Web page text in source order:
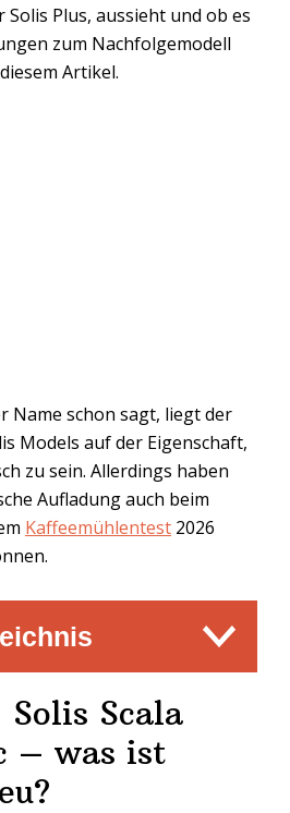
Plus, aussieht und ob es
zum Nachfolgemodell
Artikel.
Name schon sagt, liegt der
Models auf der Eigenschaft,
zu sein. Allerdings haben
Aufladung auch beim
Kaffeemühlentest 2026
Scala
– was ist